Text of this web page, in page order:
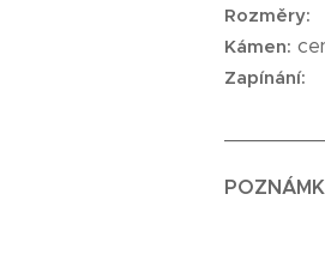
Rozměry:
Kámen:
Zapínání: